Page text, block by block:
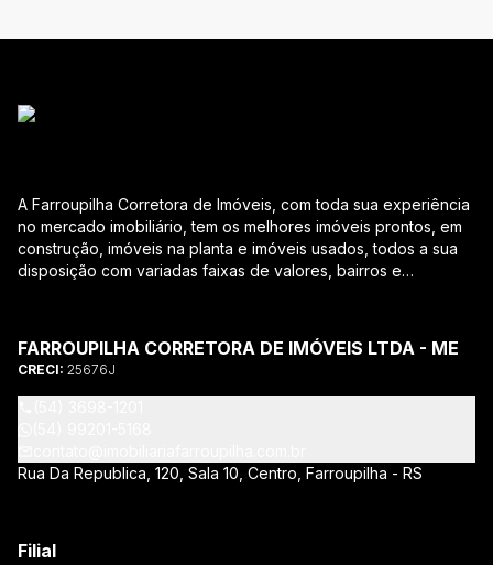
A Farroupilha Corretora de Imóveis, com toda sua experiência
no mercado imobiliário, tem os melhores imóveis prontos, em
construção, imóveis na planta e imóveis usados, todos a sua
disposição com variadas faixas de valores, bairros e
ao CRECI-RS – estarão sempre prontos para responder-lhe
todas as suas dúvidas sobre casas, apartamentos, terrenos,
salas comerciais e outros produtos imobiliários. Quais
vantagens que a Farroupilha Corretora de Imóveis lhe
financiamento bancário para aquisição do imóvel através de
assertividade na escolha do imóvel; Trabalhamos com
FARROUPILHA CORRETORA DE IMÓVEIS LTDA - ME
CRECI: 25676J
Rua Da Republica, 120, Sala 10, Centro, Farroupilha - RS
Filial